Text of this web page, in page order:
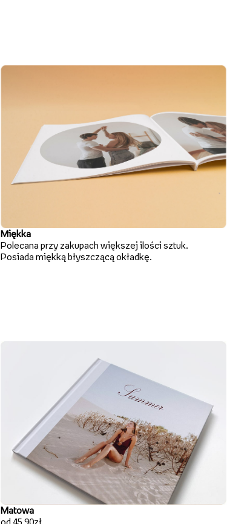
Miękka
Polecana przy zakupach większej ilości sztuk.
Posiada miękką błyszczącą okładkę.
Matowa
od 45,90zł